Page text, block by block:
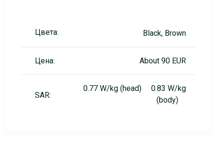
Цвета: Black, Brown
Цена: About 90 EUR
SAR:
0.77 W/kg (head) 0.83 W/kg
(body)